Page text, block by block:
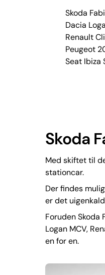
Skoda
Dacia
Renault
Peugeot
Seat Ibiza
Skoda
Med skiftet til
stationcar.
Der findes
er det
Foruden
Logan MCV,
en for en.